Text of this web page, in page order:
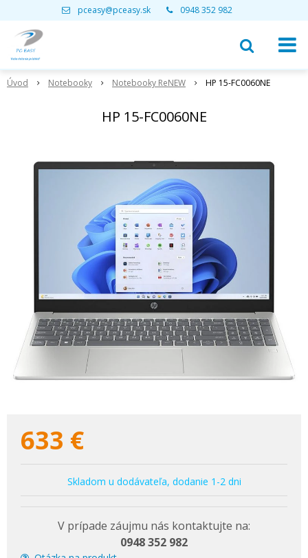
pceasy@pceasy.sk 0948 352 982
Úvod Notebooky Notebooky ReNEW HP 15-FC0060NE
HP 15-FC0060NE
633 €
Skladom u dodávateľa, dodanie 1-2 dni